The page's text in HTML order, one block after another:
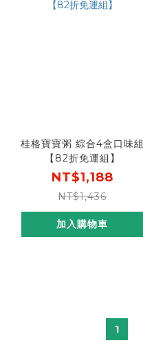
桂格寶寶粥 綜合4盒口味組
【82折免運組】
NT$1,188
NT$1,436
加入購物車
1